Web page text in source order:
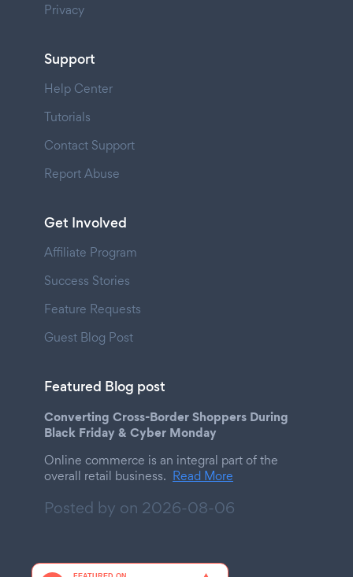
Privacy
Support
Help Center
Tutorials
Contact Support
Report Abuse
Get Involved
Affiliate Program
Success Stories
Feature Requests
Guest Blog Post
Featured Blog post
Converting Cross-Border Shoppers During
Black Friday & Cyber Monday
Online commerce is an integral part of the
overall retail business. Read More
Posted by on 2026-08-06